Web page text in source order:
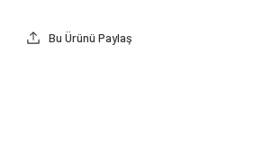
Bu Ürünü Paylaş